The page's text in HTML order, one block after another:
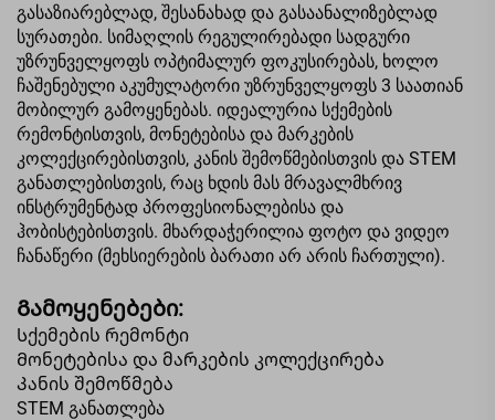
გასაზიარებლად, შესანახად და გასაანალიზებლად
სურათები. სიმაღლის რეგულირებადი სადგური
უზრუნველყოფს ოპტიმალურ ფოკუსირებას, ხოლო
ჩაშენებული აკუმულატორი უზრუნველყოფს 3 საათიან
მობილურ გამოყენებას. იდეალურია სქემების
რემონტისთვის, მონეტებისა და მარკების
კოლექცირებისთვის, კანის შემოწმებისთვის და STEM
განათლებისთვის, რაც ხდის მას მრავალმხრივ
ინსტრუმენტად პროფესიონალებისა და
ჰობისტებისთვის. მხარდაჭერილია ფოტო და ვიდეო
ჩანაწერი (მეხსიერების ბარათი არ არის ჩართული).
Გამოყენებები:
Სქემების რემონტი
Მონეტებისა და მარკების კოლექცირება
Კანის შემოწმება
STEM განათლება